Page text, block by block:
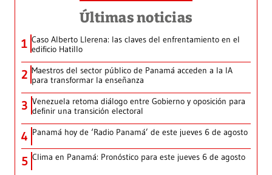
Últimas noticias
1 Caso Alberto Llerena: las claves del enfrentamiento en el
edificio Hatillo
2 Maestros del sector público de Panamá acceden a la IA
para transformar la enseñanza
3 Venezuela retoma diálogo entre Gobierno y oposición para
definir una transición electoral
4 Panamá hoy de ‘Radio Panamá’ de este jueves 6 de agosto
5 Clima en Panamá: Pronóstico para este jueves 6 de agosto